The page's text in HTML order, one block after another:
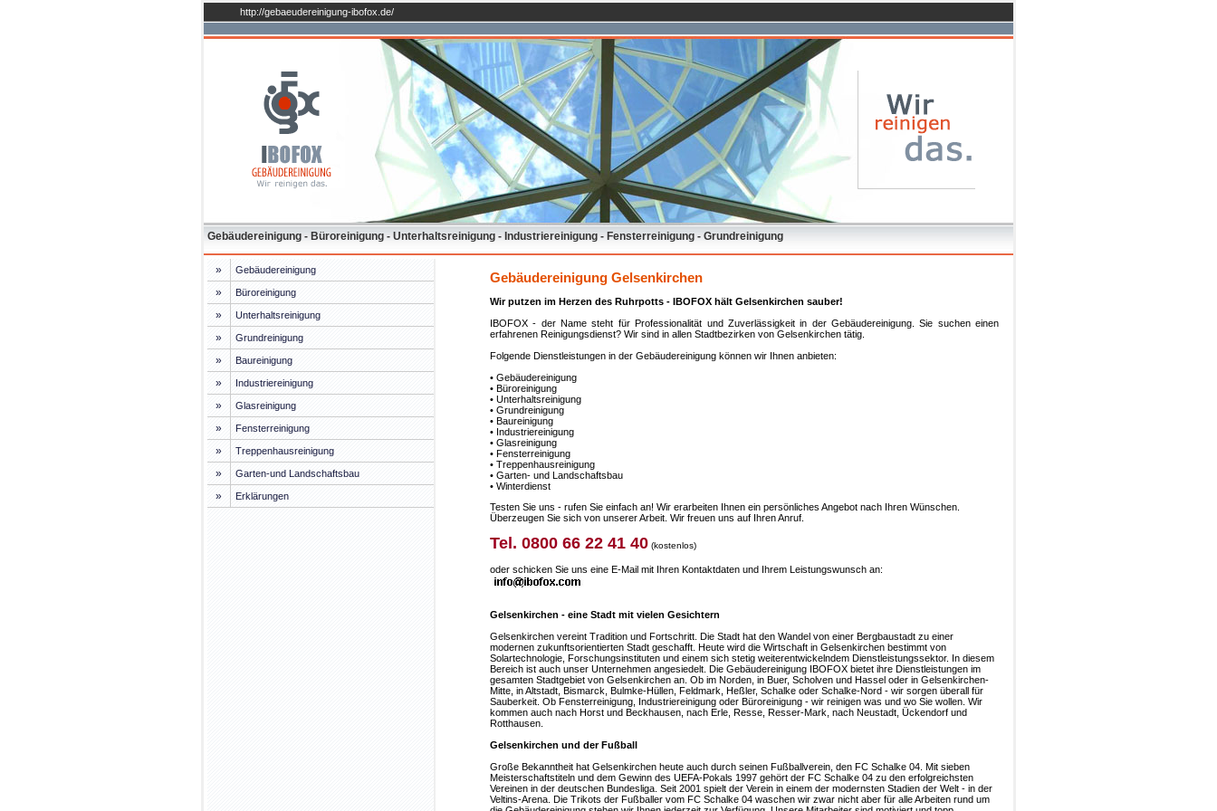
http://gebaeudereinigung-ibofox.de/
Gebäudereinigung - Büroreinigung - Unterhaltsreinigung - Industriereinigung - Fensterreinigung - Grundreinigung
» Gebäudereinigung
» Büroreinigung
» Unterhaltsreinigung
» Grundreinigung
» Baureinigung
» Industriereinigung
» Glasreinigung
» Fensterreinigung
» Treppenhausreinigung
» Garten-und Landschaftsbau
» Erklärungen
Gebäudereinigung Gelsenkirchen
Wir putzen im Herzen des Ruhrpotts - IBOFOX hält Gelsenkirchen sauber!
IBOFOX - der Name steht für Professionalität und Zuverlässigkeit in der Gebäudereinigung. Sie suchen einen
erfahrenen Reinigungsdienst? Wir sind in allen Stadtbezirken von Gelsenkirchen tätig.
Folgende Dienstleistungen in der Gebäudereinigung können wir Ihnen anbieten:
• Gebäudereinigung
• Büroreinigung
• Unterhaltsreinigung
• Grundreinigung
• Baureinigung
• Industriereinigung
• Glasreinigung
• Fensterreinigung
• Treppenhausreinigung
• Garten- und Landschaftsbau
• Winterdienst
Testen Sie uns - rufen Sie einfach an! Wir erarbeiten Ihnen ein persönliches Angebot nach Ihren Wünschen.
Überzeugen Sie sich von unserer Arbeit. Wir freuen uns auf Ihren Anruf.
Tel. 0800 66 22 41 40 (kostenlos)
oder schicken Sie uns eine E-Mail mit Ihren Kontaktdaten und Ihrem Leistungswunsch an:
Gelsenkirchen - eine Stadt mit vielen Gesichtern
Gelsenkirchen vereint Tradition und Fortschritt. Die Stadt hat den Wandel von einer Bergbaustadt zu einer
modernen zukunftsorientierten Stadt geschafft. Heute wird die Wirtschaft in Gelsenkirchen bestimmt von
Solartechnologie, Forschungsinstituten und einem sich stetig weiterentwickelndem Dienstleistungssektor. In diesem
Bereich ist auch unser Unternehmen angesiedelt. Die Gebäudereinigung IBOFOX bietet ihre Dienstleistungen im
gesamten Stadtgebiet von Gelsenkirchen an. Ob im Norden, in Buer, Scholven und Hassel oder in Gelsenkirchen-
Mitte, in Altstadt, Bismarck, Bulmke-Hüllen, Feldmark, Heßler, Schalke oder Schalke-Nord - wir sorgen überall für
Sauberkeit. Ob Fensterreinigung, Industriereinigung oder Büroreinigung - wir reinigen was und wo Sie wollen. Wir
kommen auch nach Horst und Beckhausen, nach Erle, Resse, Resser-Mark, nach Neustadt, Ückendorf und
Rotthausen.
Gelsenkirchen und der Fußball
Große Bekanntheit hat Gelsenkirchen heute auch durch seinen Fußballverein, den FC Schalke 04. Mit sieben
Meisterschaftstiteln und dem Gewinn des UEFA-Pokals 1997 gehört der FC Schalke 04 zu den erfolgreichsten
Vereinen in der deutschen Bundesliga. Seit 2001 spielt der Verein in einem der modernsten Stadien der Welt - in der
Veltins-Arena. Die Trikots der Fußballer vom FC Schalke 04 waschen wir zwar nicht aber für alle Arbeiten rund um